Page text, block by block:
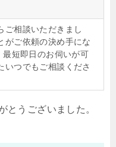
ご相談いただきまし
がご依頼の決め手にな
短即日のお伺いが可
いつでもご相談くださ
とうございました。